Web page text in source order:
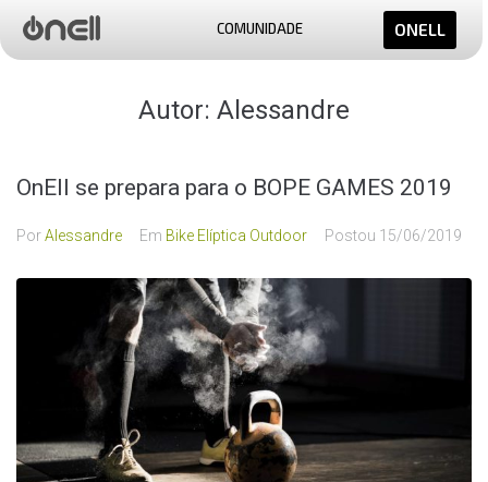
COMUNIDADE ONELL
Autor: Alessandre
OnEll se prepara para o BOPE GAMES 2019
PorAlessandre Em Bike Elíptica Outdoor Postou 15/06/2019